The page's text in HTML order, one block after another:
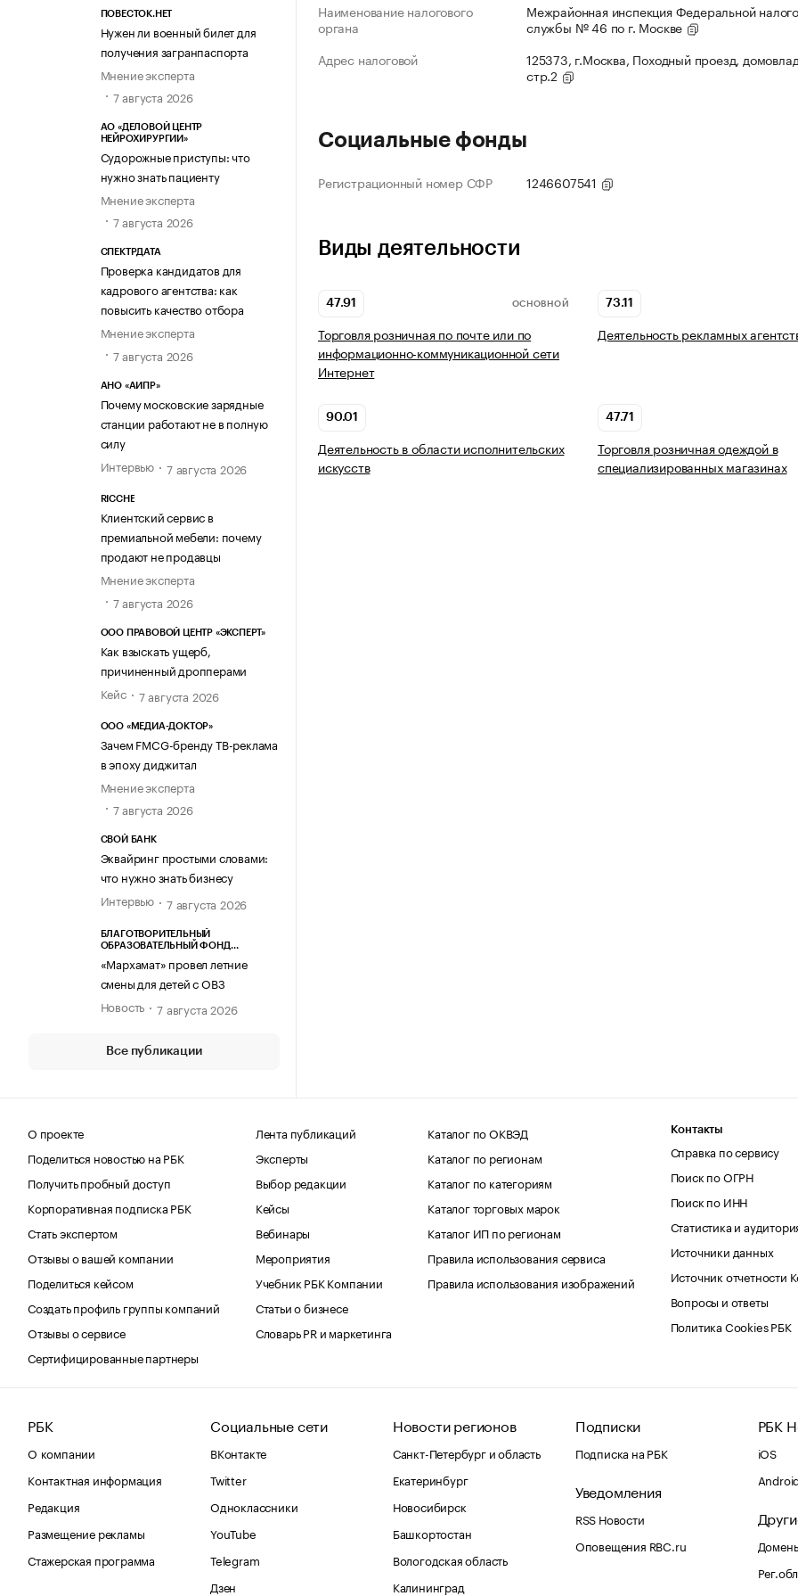
ПОВЕСТОК.НЕТ
Нужен ли военный билет для
получения загранпаспорта
Мнение эксперта
7 августа 2026
АО «ДЕЛОВОЙ ЦЕНТР
НЕЙРОХИРУРГИИ»
Судорожные приступы: что
нужно знать пациенту
Мнение эксперта
7 августа 2026
СПЕКТРДАТА
Проверка кандидатов для
кадрового агентства: как
повысить качество отбора
Мнение эксперта
7 августа 2026
АНО «АИПР»
Почему московские зарядные
станции работают не в полную
силу
Интервью
7 августа 2026
RICCHE
Клиентский сервис в
премиальной мебели: почему
продают не продавцы
Мнение эксперта
7 августа 2026
ООО ПРАВОВОЙ ЦЕНТР «ЭКСПЕРТ»
Как взыскать ущерб,
причиненный дропперами
Кейс
7 августа 2026
ООО «МЕДИА-ДОКТОР»
Зачем FMCG-бренду ТВ-реклама
в эпоху диджитал
Мнение эксперта
7 августа 2026
СВОЙ БАНК
Эквайринг простыми словами:
что нужно знать бизнесу
Интервью
7 августа 2026
БЛАГОТВОРИТЕЛЬНЫЙ
ОБРАЗОВАТЕЛЬНЫЙ ФОНД
«Мархамат» провел летние
смены для детей с ОВЗ
Новость
7 августа 2026
Все публикации
Наименование налогового
органа
Межрайонная инспекция Федеральной
службы № 46 по г. Москве
Адрес налоговой
125373, г.Москва, Походный проезд,
стр.2
Социальные фонды
Регистрационный номер СФР 1246607541
Виды деятельности
47.91 ОСНОВНОЙ
Торговля розничная по почте или по
информационно-коммуникационной сети
Интернет
73.11
Деятельность рекламных
90.01
Деятельность в области исполнительских
искусств
47.71
Торговля розничная одеждой в
специализированных магазинах
О проекте
Поделиться новостью на РБК
Получить пробный доступ
Корпоративная подписка РБК
Стать экспертом
Отзывы о вашей компании
Поделиться кейсом
Создать профиль группы компаний
Отзывы о сервисе
Сертифицированные партнеры
Лента публикаций
Эксперты
Выбор редакции
Кейсы
Вебинары
Мероприятия
Учебник РБК Компании
Статьи о бизнесе
Словарь PR и маркетинга
Каталог по ОКВЭД
Каталог по регионам
Каталог по категориям
Каталог торговых марок
Каталог ИП по регионам
Правила использования сервиса
Правила использования изображений
Контакты
Справка по сервису
Поиск по ОГРН
Поиск по ИНН
Статистика и
Источники данных
Источник отчетности
Вопросы и ответы
Политика Cookies РБК
РБК
О компании
Контактная информация
Редакция
Размещение рекламы
Стажерская программа
Социальные сети
ВКонтакте
Twitter
Одноклассники
YouTube
Telegram
Дзен
Новости регионов
Санкт-Петербург и область
Екатеринбург
Новосибирск
Башкортостан
Вологодская область
Калининград
Подписки
Подписка на РБК
Уведомления
RSS Новости
Оповещения RBC.ru
РБК
iOS